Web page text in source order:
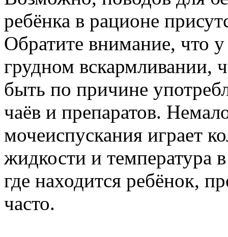
ребёнка в рационе
Обратите внимание, что
грудном вскармливании,
быть по причине
чаёв и препаратов.
мочеиспускания играет
жидкости и температура
где находится ребёнок,
часто.